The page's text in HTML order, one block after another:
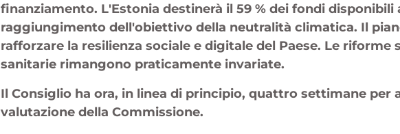
finanziamento. L'Estonia destinerà il 59 % dei fondi disponibili
raggiungimento dell'obiettivo della neutralità climatica. Il
rafforzare la resilienza sociale e digitale del Paese. Le riforme
sanitarie rimangono praticamente invariate.
Il Consiglio ha ora, in linea di principio, quattro settimane per
valutazione della Commissione.